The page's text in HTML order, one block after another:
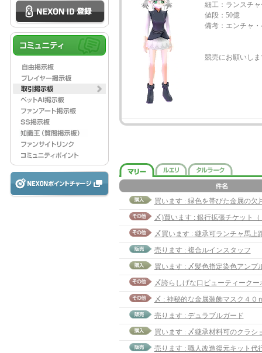
細工：ランスチ
値段：50億
備考：エンチャ
競売にお願いしま
買います : 緑色を帯びた金属の欠
〆買います : 継承可ランチャ馬上
売ります : 複合ルインスタッフ
買います : 〆髪色指定染色アンプ
〆誇らしげな口ビューティークー
〆 : 神秘的な金属装飾マスク４０
売ります : デュラブルガード
買います : 〆継承材料可のクラシ
売ります : 職人改造復元キット代